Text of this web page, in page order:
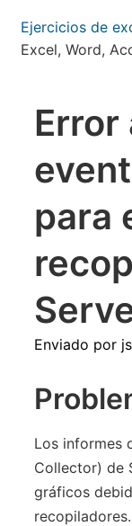
Pasar
contenido
Ejercicios de
Excel, Word,
Error
para
Enviado por
Los informes
Collector) de
gráficos
recopiladores.